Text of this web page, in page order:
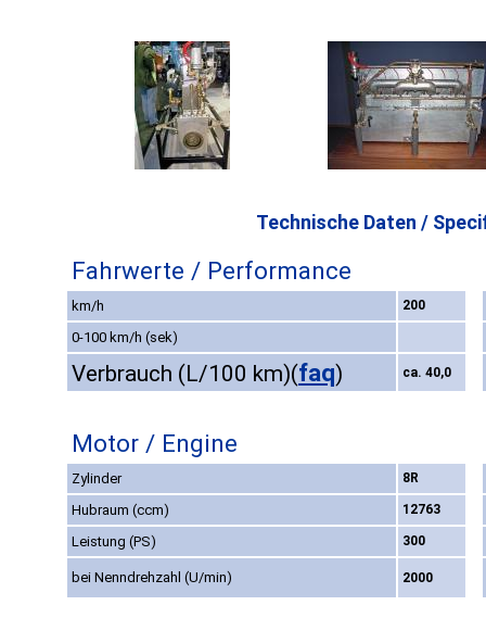
Technische Daten /
Fahrwerte / Performance
km/h 200
0-100 km/h (sek)
Verbrauch (L/100 km)(faq) ca. 40,0
Motor / Engine
Zylinder 8R
Hubraum (ccm) 12763
Leistung (PS) 300
bei Nenndrehzahl (U/min) 2000